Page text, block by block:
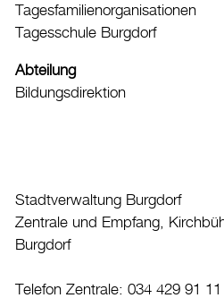
Kindes- und
Alimentenhilfe
Kultur
Auto & Parkieren
Sicherheit
Stadt, Recht und Politik
Tagesfamilienorganisationen
Tagesschule Burgdorf
Abteilung
Bildungsdirektion
Stadtverwaltung Burgdorf
Zentrale und Empfang,
Burgdorf
Telefon Zentrale: 034 429 91 11